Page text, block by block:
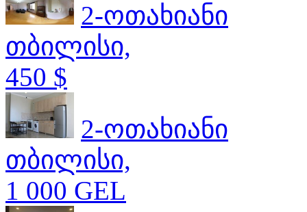
2-ოთახიანი
თბილისი,
450 $
2-ოთახიანი
თბილისი,
1 000 GEL